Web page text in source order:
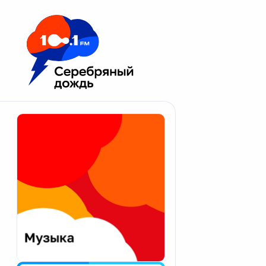
Москва 100.1 FM
Апатиты
Екатеринбург
Калининград
Калуга